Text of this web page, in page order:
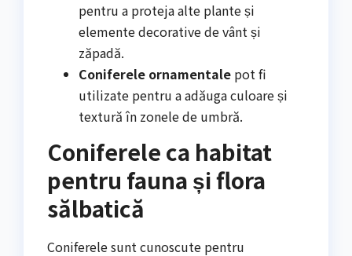
pentru a proteja alte plante și
elemente decorative de vânt și
zăpadă.
Coniferele ornamentale pot fi
utilizate pentru a adăuga culoare și
textură în zonele de umbră.
Coniferele ca habitat
pentru fauna și flora
sălbatică
Coniferele sunt cunoscute pentru